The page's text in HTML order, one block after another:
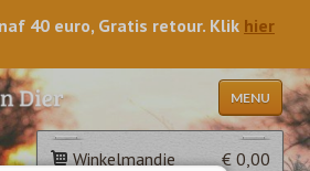
40 euro, Gratis retour. Klik hier
MENU
Winkelmandje € 0,00